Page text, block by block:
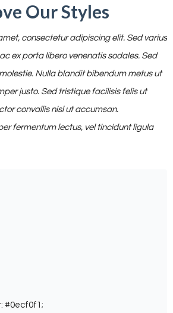
Our Styles
consectetur adipiscing elit. Sed varius
ex porta libero venenatis sodales. Sed
Nulla blandit bibendum metus ut
justo. Sed tristique facilisis felis ut
convallis nisl ut accumsan.
fermentum lectus, vel tincidunt ligula
#0ecf0f1;